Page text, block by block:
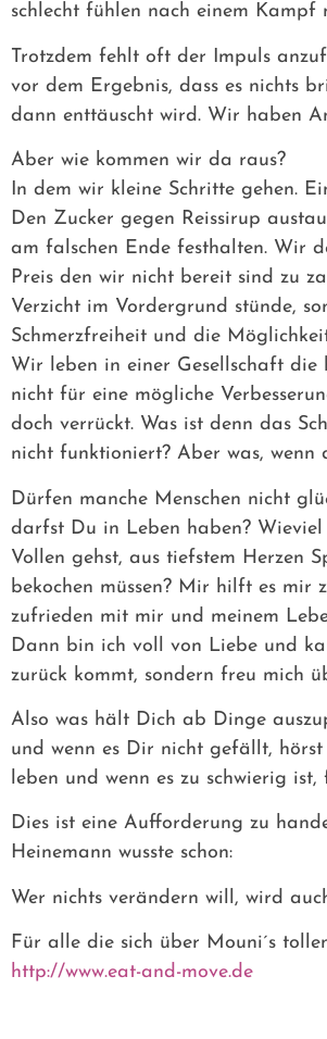
schlecht fühlen nach einem Kampf
Trotzdem fehlt oft der Impuls
vor dem Ergebnis, dass es nichts
dann enttäuscht wird. Wir haben
Aber wie kommen wir da raus?
In dem wir kleine Schritte gehen.
Den Zucker gegen Reissirup
am falschen Ende festhalten. Wir
Preis den wir nicht bereit sind zu
Verzicht im Vordergrund stünde,
Schmerzfreiheit und die
Wir leben in einer Gesellschaft die
nicht für eine mögliche
doch verrückt. Was ist denn das
nicht funktioniert? Aber was, wenn
Dürfen manche Menschen nicht
darfst Du in Leben haben? Wieviel
Vollen gehst, aus tiefstem Herzen
bekochen müssen? Mir hilft es
zufrieden mit mir und meinem
Dann bin ich voll von Liebe und
zurück kommt, sondern freu mich
Also was hält Dich ab Dinge
und wenn es Dir nicht gefällt,
leben und wenn es zu schwierig
Dies ist eine Aufforderung zu
Heinemann wusste schon:
Wer nichts verändern will, wird
Für alle die sich über Mouni´s
http://www.eat-and-move.de